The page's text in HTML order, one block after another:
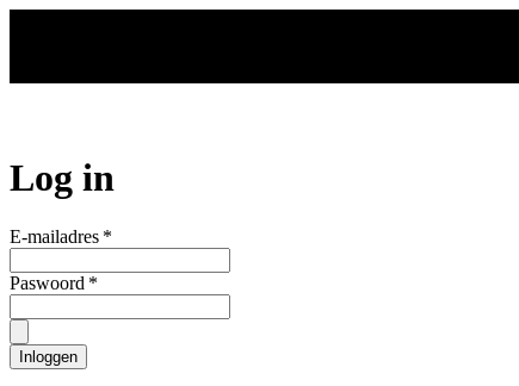
Log in
E-mailadres *
Paswoord *
Inloggen